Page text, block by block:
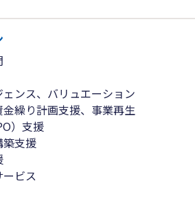
ンス、バリュエーション
繰り計画支援、事業再生
）支援
支援
ビス